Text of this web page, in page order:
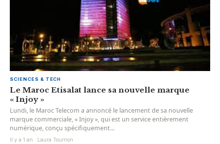
SCIENCES & TECH
Le Maroc Etisalat lance sa nouvelle marque
« Injoy »
Lundi, le Maroc Telecom a annoncé le lancement de sa nouvelle
marque commerciale, « Injoy », qui est un service entièrement
numérique, conçu spécifiquement...
Il y a 1 an · Laura Tournon